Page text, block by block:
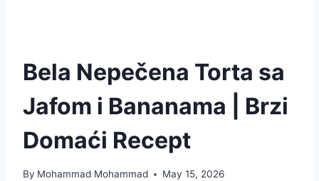
Bela Nepečena Torta sa
Jafom i Bananama | Brzi
Domaći Recept
By Mohammad Mohammad May 15, 2026